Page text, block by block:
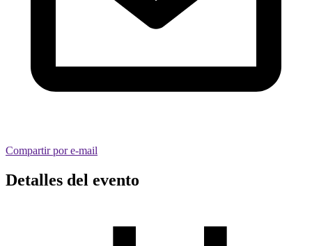
Compartir por e-mail
Detalles del evento